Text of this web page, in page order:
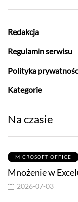
Redakcja
Regulamin serwisu
Polityka
Kategorie
Na czasie
MICROSOFT OFFICE
Mnożenie w
2026-07-03